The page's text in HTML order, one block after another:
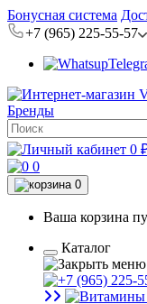
Бонусная система
+7 (965) 225-55-57
Бренды
0
0
0
Ваша корзина
Каталог